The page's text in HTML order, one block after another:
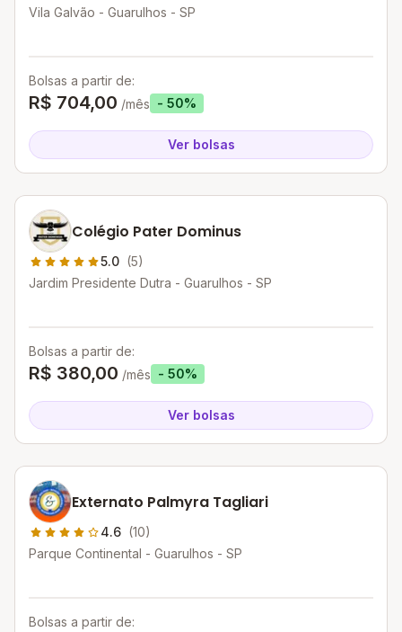
Vila Galvão - Guarulhos - SP
Bolsas a partir de:
R$ 704,00 /mês - 50%
Ver bolsas
Colégio Pater Dominus
5.0 (5)
Jardim Presidente Dutra - Guarulhos - SP
Bolsas a partir de:
R$ 380,00 /mês - 50%
Ver bolsas
Externato Palmyra Tagliari
4.6 (10)
Parque Continental - Guarulhos - SP
Bolsas a partir de: